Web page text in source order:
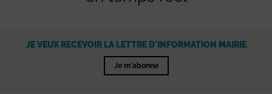
JE VEUX RECEVOIR LA LETTRE D'INFORMATION MAIRIE
Je m'abonne